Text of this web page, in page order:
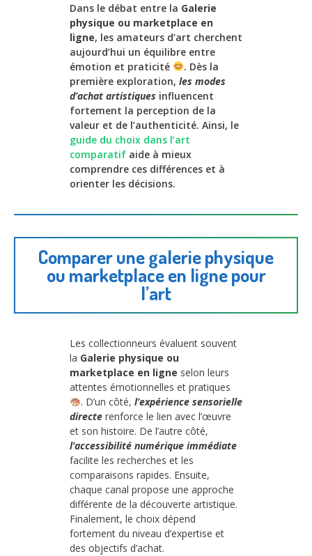
Dans le débat entre la Galerie
physique ou marketplace en
ligne, les amateurs d’art cherchent
aujourd’hui un équilibre entre
émotion et praticité
. Dès la
première exploration, les modes
d’achat artistiques influencent
fortement la perception de la
valeur et de l’authenticité. Ainsi, le
guide du choix dans l’art
comparatif aide à mieux
comprendre ces différences et à
orienter les décisions.
Comparer une galerie physique
ou marketplace en ligne pour
l’art
Les collectionneurs évaluent souvent
la Galerie physique ou
marketplace en ligne selon leurs
attentes émotionnelles et pratiques
. D’un côté, l’expérience sensorielle
directe renforce le lien avec l’œuvre
et son histoire. De l’autre côté,
l’accessibilité numérique immédiate
facilite les recherches et les
comparaisons rapides. Ensuite,
chaque canal propose une approche
différente de la découverte artistique.
Finalement, le choix dépend
fortement du niveau d’expertise et
des objectifs d’achat.